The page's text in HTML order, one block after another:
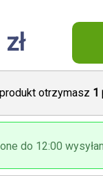
otrzymasz 1
do 12:00